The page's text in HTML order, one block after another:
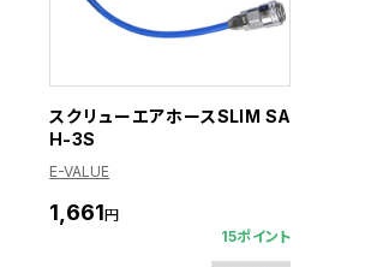
スクリューエアホースSLIM SA
H-3S
E-VALUE
1,661円
15ポイント